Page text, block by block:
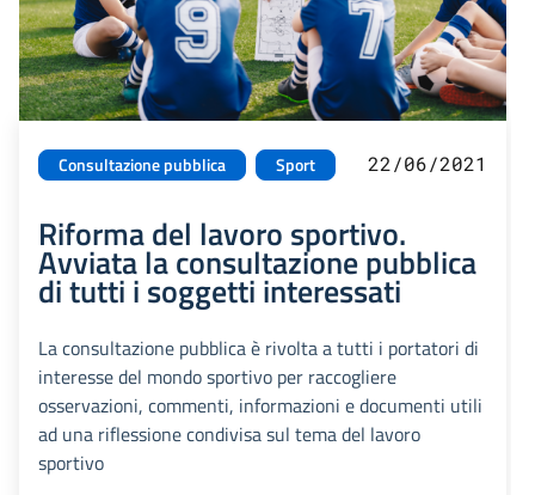
Consultazione pubblica Sport 22/06/2021
Riforma del lavoro sportivo.
Avviata la consultazione pubblica
di tutti i soggetti interessati
La consultazione pubblica è rivolta a tutti i portatori di
interesse del mondo sportivo per raccogliere
osservazioni, commenti, informazioni e documenti utili
ad una riflessione condivisa sul tema del lavoro
sportivo